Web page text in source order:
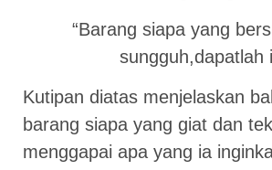
“Barang siapa yang
sungguh,dapatlah
Kutipan diatas menjelaskan
barang siapa yang giat dan
menggapai apa yang ia